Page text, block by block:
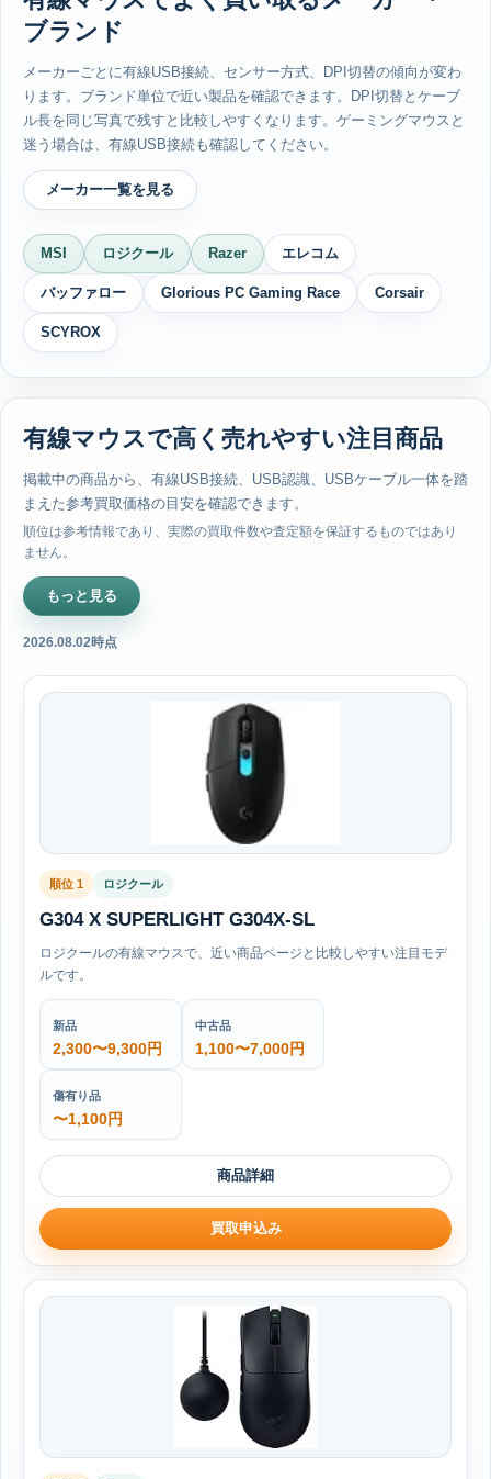
ブランド
メーカーごとに有線USB接続、センサー方式、DPI切替の傾向が変わ
ります。ブランド単位で近い製品を確認できます。DPI切替とケーブ
ル長を同じ写真で残すと比較しやすくなります。ゲーミングマウスと
迷う場合は、有線USB接続も確認してください。
メーカー一覧を見る
MSI ロジクール Razer エレコム
バッファロー Glorious PC Gaming Race Corsair
SCYROX
有線マウスで高く売れやすい注目商品
掲載中の商品から、有線USB接続、USB認識、USBケーブル一体を踏
まえた参考買取価格の目安を確認できます。
順位は参考情報であり、実際の買取件数や査定額を保証するものではあり
ません。
もっと見る
2026.08.02時点
順位 1 ロジクール
G304 X SUPERLIGHT G304X-SL
ロジクールの有線マウスで、近い商品ページと比較しやすい注目モデ
ルです。
新品
2,300〜9,300円
中古品
1,100〜7,000円
傷有り品
〜1,100円
商品詳細
買取申込み